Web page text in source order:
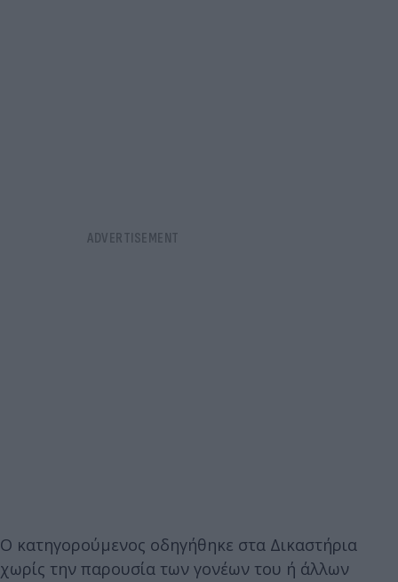
Ο κατηγορούμενος οδηγήθηκε στα Δικαστήρια
χωρίς την παρουσία των γονέων του ή άλλων